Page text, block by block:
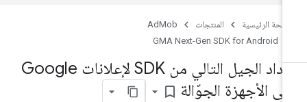
الرئيسية المنتجات
AdMob
GMA Next-Gen SDK for Android
إعداد الجيل التالي من SDK لإعلانات Google
الأجهزة الجوّالةbookmark_border